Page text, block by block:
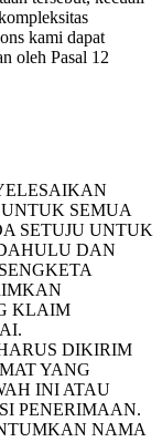
kami dapat
oleh Pasal 12
SEMUA
SETUJU UNTUK
DAN
KLAIM
DIKIRIM
YANG
INI ATAU
PENERIMAAN.
NAMA